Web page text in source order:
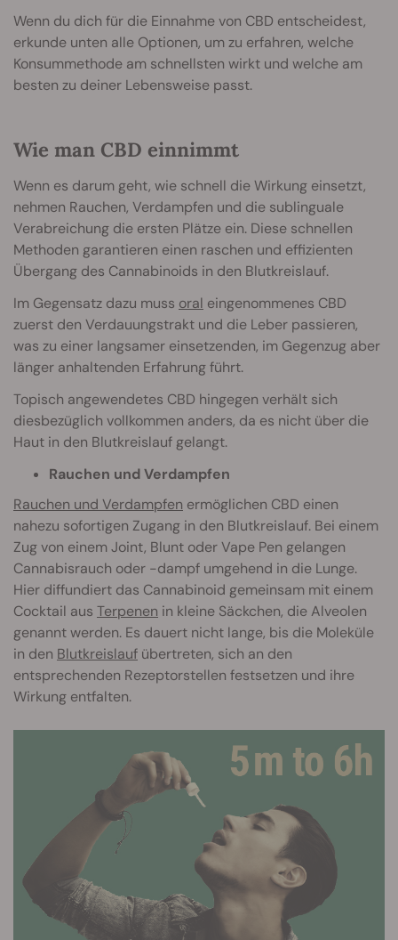
Wenn du dich für die Einnahme von CBD entscheidest,
erkunde unten alle Optionen, um zu erfahren, welche
Konsummethode am schnellsten wirkt und welche am
besten zu deiner Lebensweise passt.
Wie man CBD einnimmt
Wenn es darum geht, wie schnell die Wirkung einsetzt,
nehmen Rauchen, Verdampfen und die sublinguale
Verabreichung die ersten Plätze ein. Diese schnellen
Methoden garantieren einen raschen und effizienten
Übergang des Cannabinoids in den Blutkreislauf.
Im Gegensatz dazu muss oral eingenommenes CBD
zuerst den Verdauungstrakt und die Leber passieren,
was zu einer langsamer einsetzenden, im Gegenzug aber
länger anhaltenden Erfahrung führt.
Topisch angewendetes CBD hingegen verhält sich
diesbezüglich vollkommen anders, da es nicht über die
Haut in den Blutkreislauf gelangt.
Rauchen und Verdampfen
Rauchen und Verdampfen ermöglichen CBD einen
nahezu sofortigen Zugang in den Blutkreislauf. Bei einem
Zug von einem Joint, Blunt oder Vape Pen gelangen
Cannabisrauch oder -dampf umgehend in die Lunge.
Hier diffundiert das Cannabinoid gemeinsam mit einem
Cocktail aus Terpenen in kleine Säckchen, die Alveolen
genannt werden. Es dauert nicht lange, bis die Moleküle
in den Blutkreislauf übertreten, sich an den
entsprechenden Rezeptorstellen festsetzen und ihre
Wirkung entfalten.